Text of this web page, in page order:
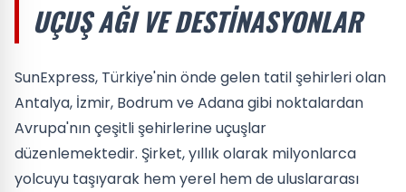
UÇUŞ AĞI VE DESTINASYONLAR
SunExpress, Türkiye'nin önde gelen tatil şehirleri olan
Antalya, İzmir, Bodrum ve Adana gibi noktalardan
Avrupa'nın çeşitli şehirlerine uçuşlar
düzenlemektedir. Şirket, yıllık olarak milyonlarca
yolcuyu taşıyarak hem yerel hem de uluslararası